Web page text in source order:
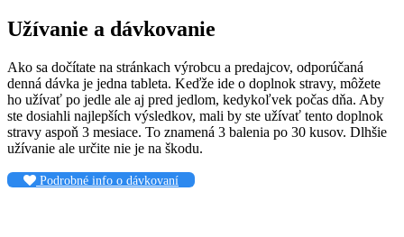
Užívanie a dávkovanie
Ako sa dočítate na stránkach výrobcu a predajcov, odporúčaná
denná dávka je jedna tableta. Keďže ide o doplnok stravy, môžete
ho užívať po jedle ale aj pred jedlom, kedykoľvek počas dňa. Aby
ste dosiahli najlepších výsledkov, mali by ste užívať tento doplnok
stravy aspoň 3 mesiace. To znamená 3 balenia po 30 kusov. Dlhšie
užívanie ale určite nie je na škodu.
Podrobné info o dávkovaní